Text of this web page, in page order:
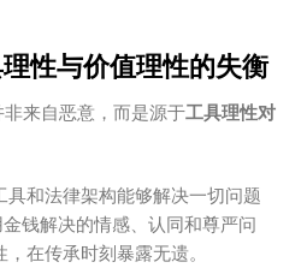
性与价值理性的失衡
非来自恶意，而是源于工具理性对
和法律架构能够解决一切问题
钱解决的情感、认同和尊严问
在传承时刻暴露无遗。